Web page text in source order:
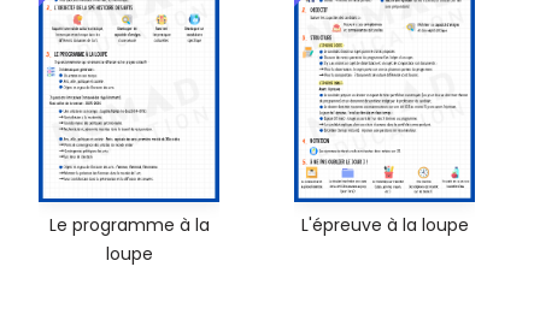
Le programme à la
loupe
L'épreuve à la loupe